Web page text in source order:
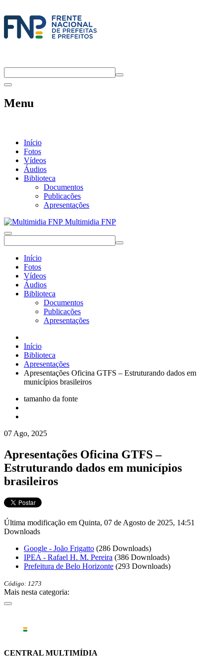
Menu
Início
Fotos
Vídeos
Áudios
Biblioteca
Documentos
Publicações
Apresentações
Multimidia FNP
Início
Fotos
Vídeos
Áudios
Biblioteca
Documentos
Publicações
Apresentações
Início
Biblioteca
Apresentações
Apresentações Oficina GTFS – Estruturando dados em
municípios brasileiros
tamanho da fonte
07 Ago, 2025
Apresentações Oficina GTFS –
Estruturando dados em municípios
brasileiros
Última modificação em Quinta, 07 de Agosto de 2025, 14:51
Downloads
Google - João Frigatto (286 Downloads)
IPEA - Rafael H. M. Pereira (386 Downloads)
Prefeitura de Belo Horizonte (293 Downloads)
Código: 1273
Mais nesta categoria:
CENTRAL MULTIMÍDIA